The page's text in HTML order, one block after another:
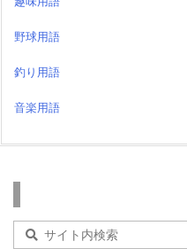
野球用語
釣り用語
音楽用語